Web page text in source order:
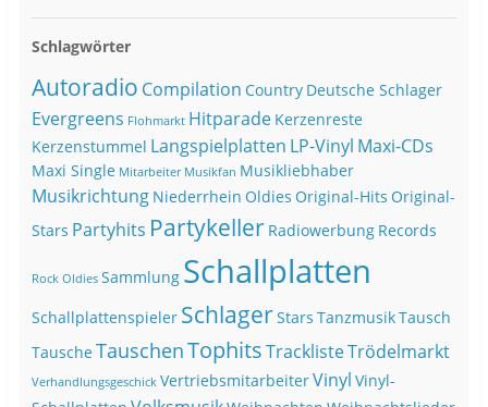
Schlagwörter
Autoradio Compilation Country Deutsche Schlager
Evergreens Flohmarkt Hitparade Kerzenreste
Kerzenstummel Langspielplatten LP-Vinyl Maxi-CDs
Maxi Single Mitarbeiter Musikfan Musikliebhaber
Musikrichtung Niederrhein Oldies Original-Hits Original-
Stars Partyhits Partykeller Radiowerbung Records
Rock Oldies Sammlung Schallplatten
Schallplattenspieler SchlagerStars TanzmusikTausch
TauscheTauschenTophitsTracklisteTrödelmarkt
Verhandlungsgeschick VertriebsmitarbeiterVinyl Vinyl-